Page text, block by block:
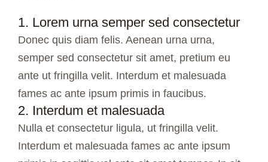
1. Lorem urna semper sed consectetur
Donec quis diam felis. Aenean urna urna,
semper sed consectetur sit amet, pretium eu
ante ut fringilla velit. Interdum et malesuada
fames ac ante ipsum primis in faucibus.
2. Interdum et malesuada
Nulla et consectetur ligula, ut fringilla velit.
Interdum et malesuada fames ac ante ipsum